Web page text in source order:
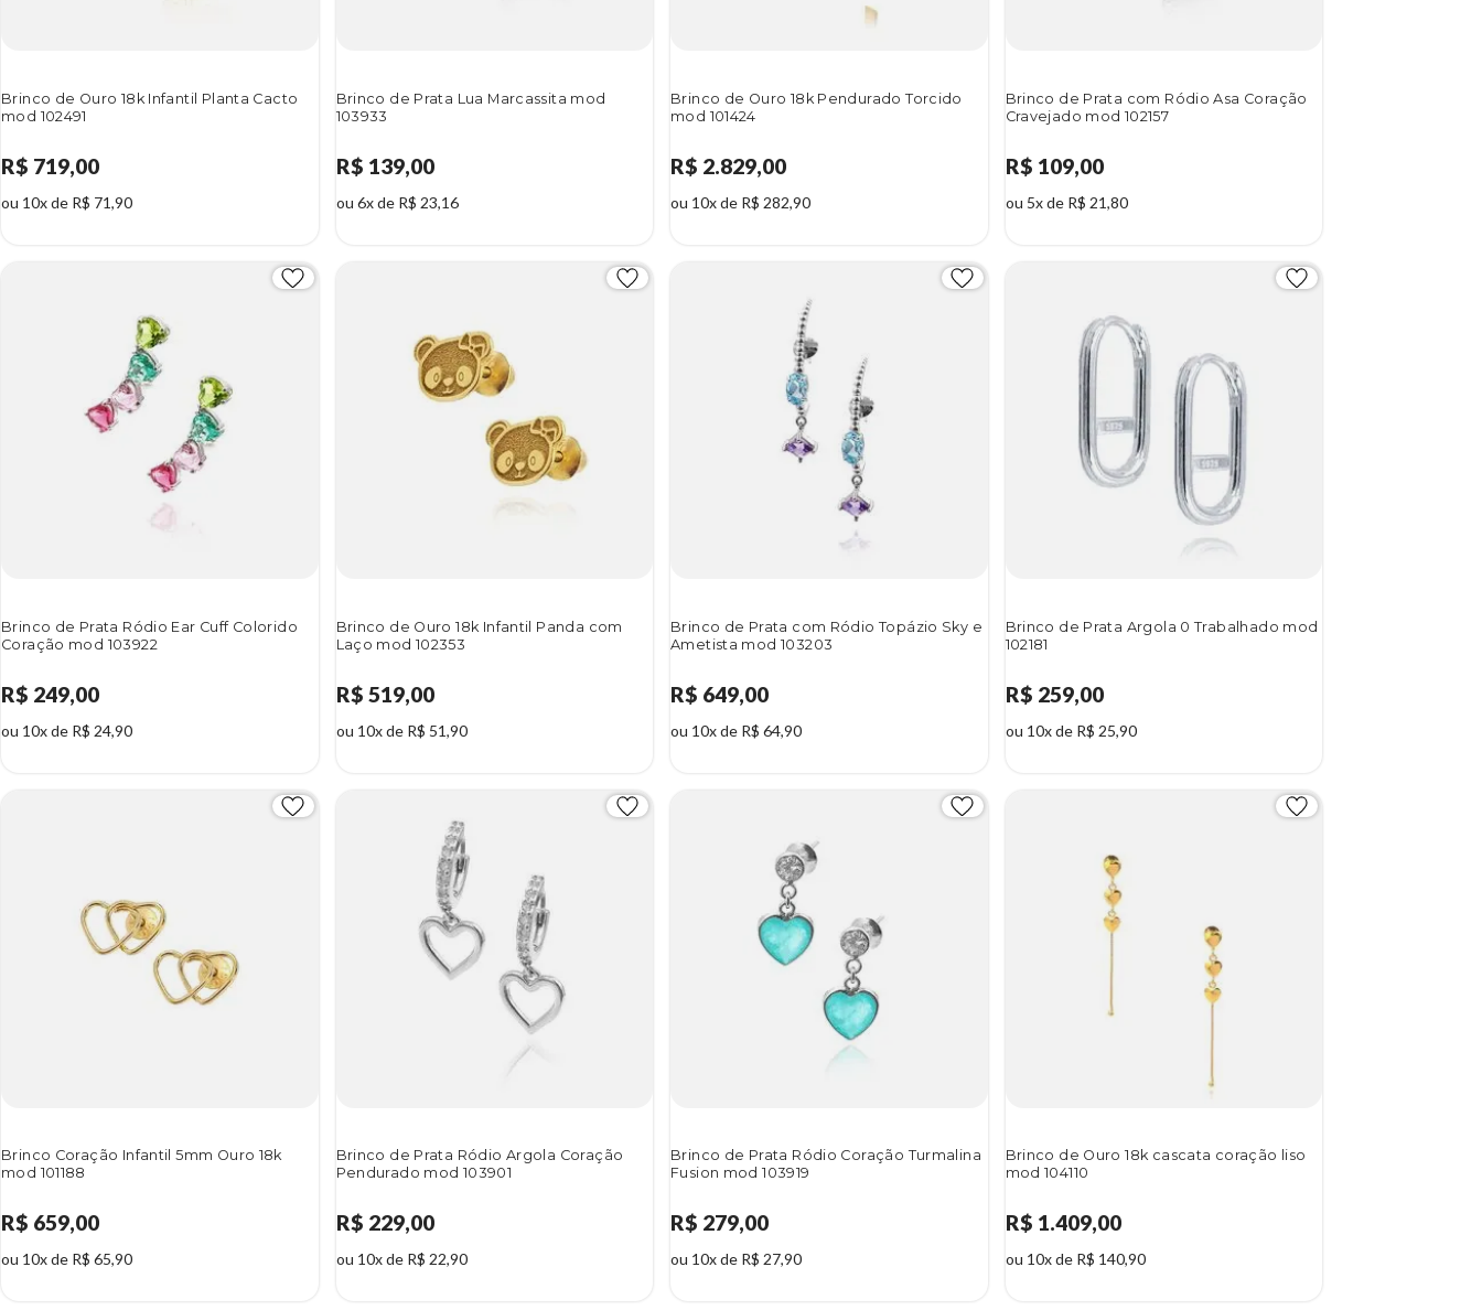
Brinco de Ouro 18k Infantil Planta Cacto
mod 102491
R$ 719,00
ou 10x de R$ 71,90
Brinco de Prata Lua Marcassita mod
103933
R$ 139,00
ou 6x de R$ 23,16
Brinco de Ouro 18k Pendurado Torcido
mod 101424
R$ 2.829,00
ou 10x de R$ 282,90
Brinco de Prata com Ródio Asa Coração
Cravejado mod 102157
R$ 109,00
ou 5x de R$ 21,80
Brinco de Prata Ródio Ear Cuff Colorido
Coração mod 103922
R$ 249,00
ou 10x de R$ 24,90
Brinco de Ouro 18k Infantil Panda com
Laço mod 102353
R$ 519,00
ou 10x de R$ 51,90
Brinco de Prata com Ródio Topázio Sky e
Ametista mod 103203
R$ 649,00
ou 10x de R$ 64,90
Brinco de Prata Argola 0 Trabalhado mod
102181
R$ 259,00
ou 10x de R$ 25,90
Brinco Coração Infantil 5mm Ouro 18k
mod 101188
R$ 659,00
ou 10x de R$ 65,90
Brinco de Prata Ródio Argola Coração
Pendurado mod 103901
R$ 229,00
ou 10x de R$ 22,90
Brinco de Prata Ródio Coração Turmalina
Fusion mod 103919
R$ 279,00
ou 10x de R$ 27,90
Brinco de Ouro 18k cascata coração liso
mod 104110
R$ 1.409,00
ou 10x de R$ 140,90